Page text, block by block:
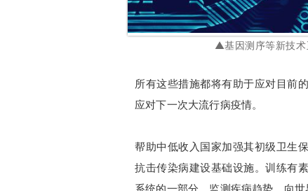
▲基因测序等新技术
所有这些措施都将有助于应对目前
应对下一次大流行病疫情。
帮助中低收入国家加强其初级卫生
抗击传染病建设基础设施。训练有